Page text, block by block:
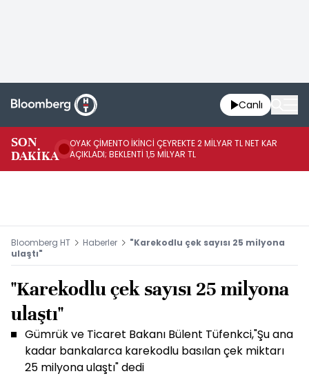
Canlı
SON
DAKİKA
OYAK ÇİMENTO İKİNCİ ÇEYREKTE 2 MİLYAR TL NET KAR
AÇIKLADI; BEKLENTİ 1,5 MİLYAR TL
Bloomberg HT Haberler
"Karekodlu çek sayısı 25 milyona
ulaştı"
"Karekodlu çek sayısı 25 milyona
ulaştı"
Gümrük ve Ticaret Bakanı Bülent Tüfenkci,"Şu ana
kadar bankalarca karekodlu basılan çek miktarı
25 milyona ulaştı" dedi